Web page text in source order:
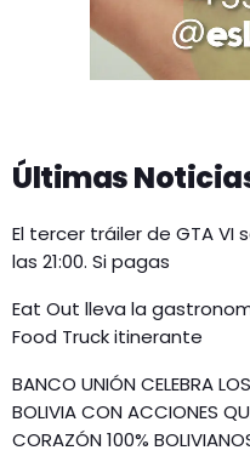
Últimas
El tercer tráiler de GTA
las 21:00. Si pagas
Eat Out lleva la
Food Truck itinerante
BANCO UNIÓN CELEBRA
BOLIVIA CON ACCIONES
CORAZÓN 100%